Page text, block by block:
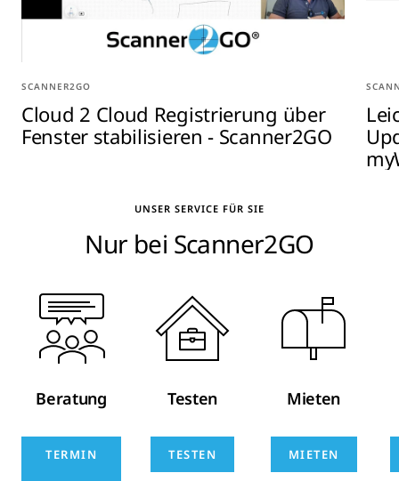
SCANNER2GO
Cloud 2 Cloud Registrierung über
Fenster stabilisieren - Scanner2GO
UNSER SERVICE FÜR SIE
Nur bei Scanner2GO
Beratung
TERMIN
Testen
TESTEN
Mieten
MIETEN